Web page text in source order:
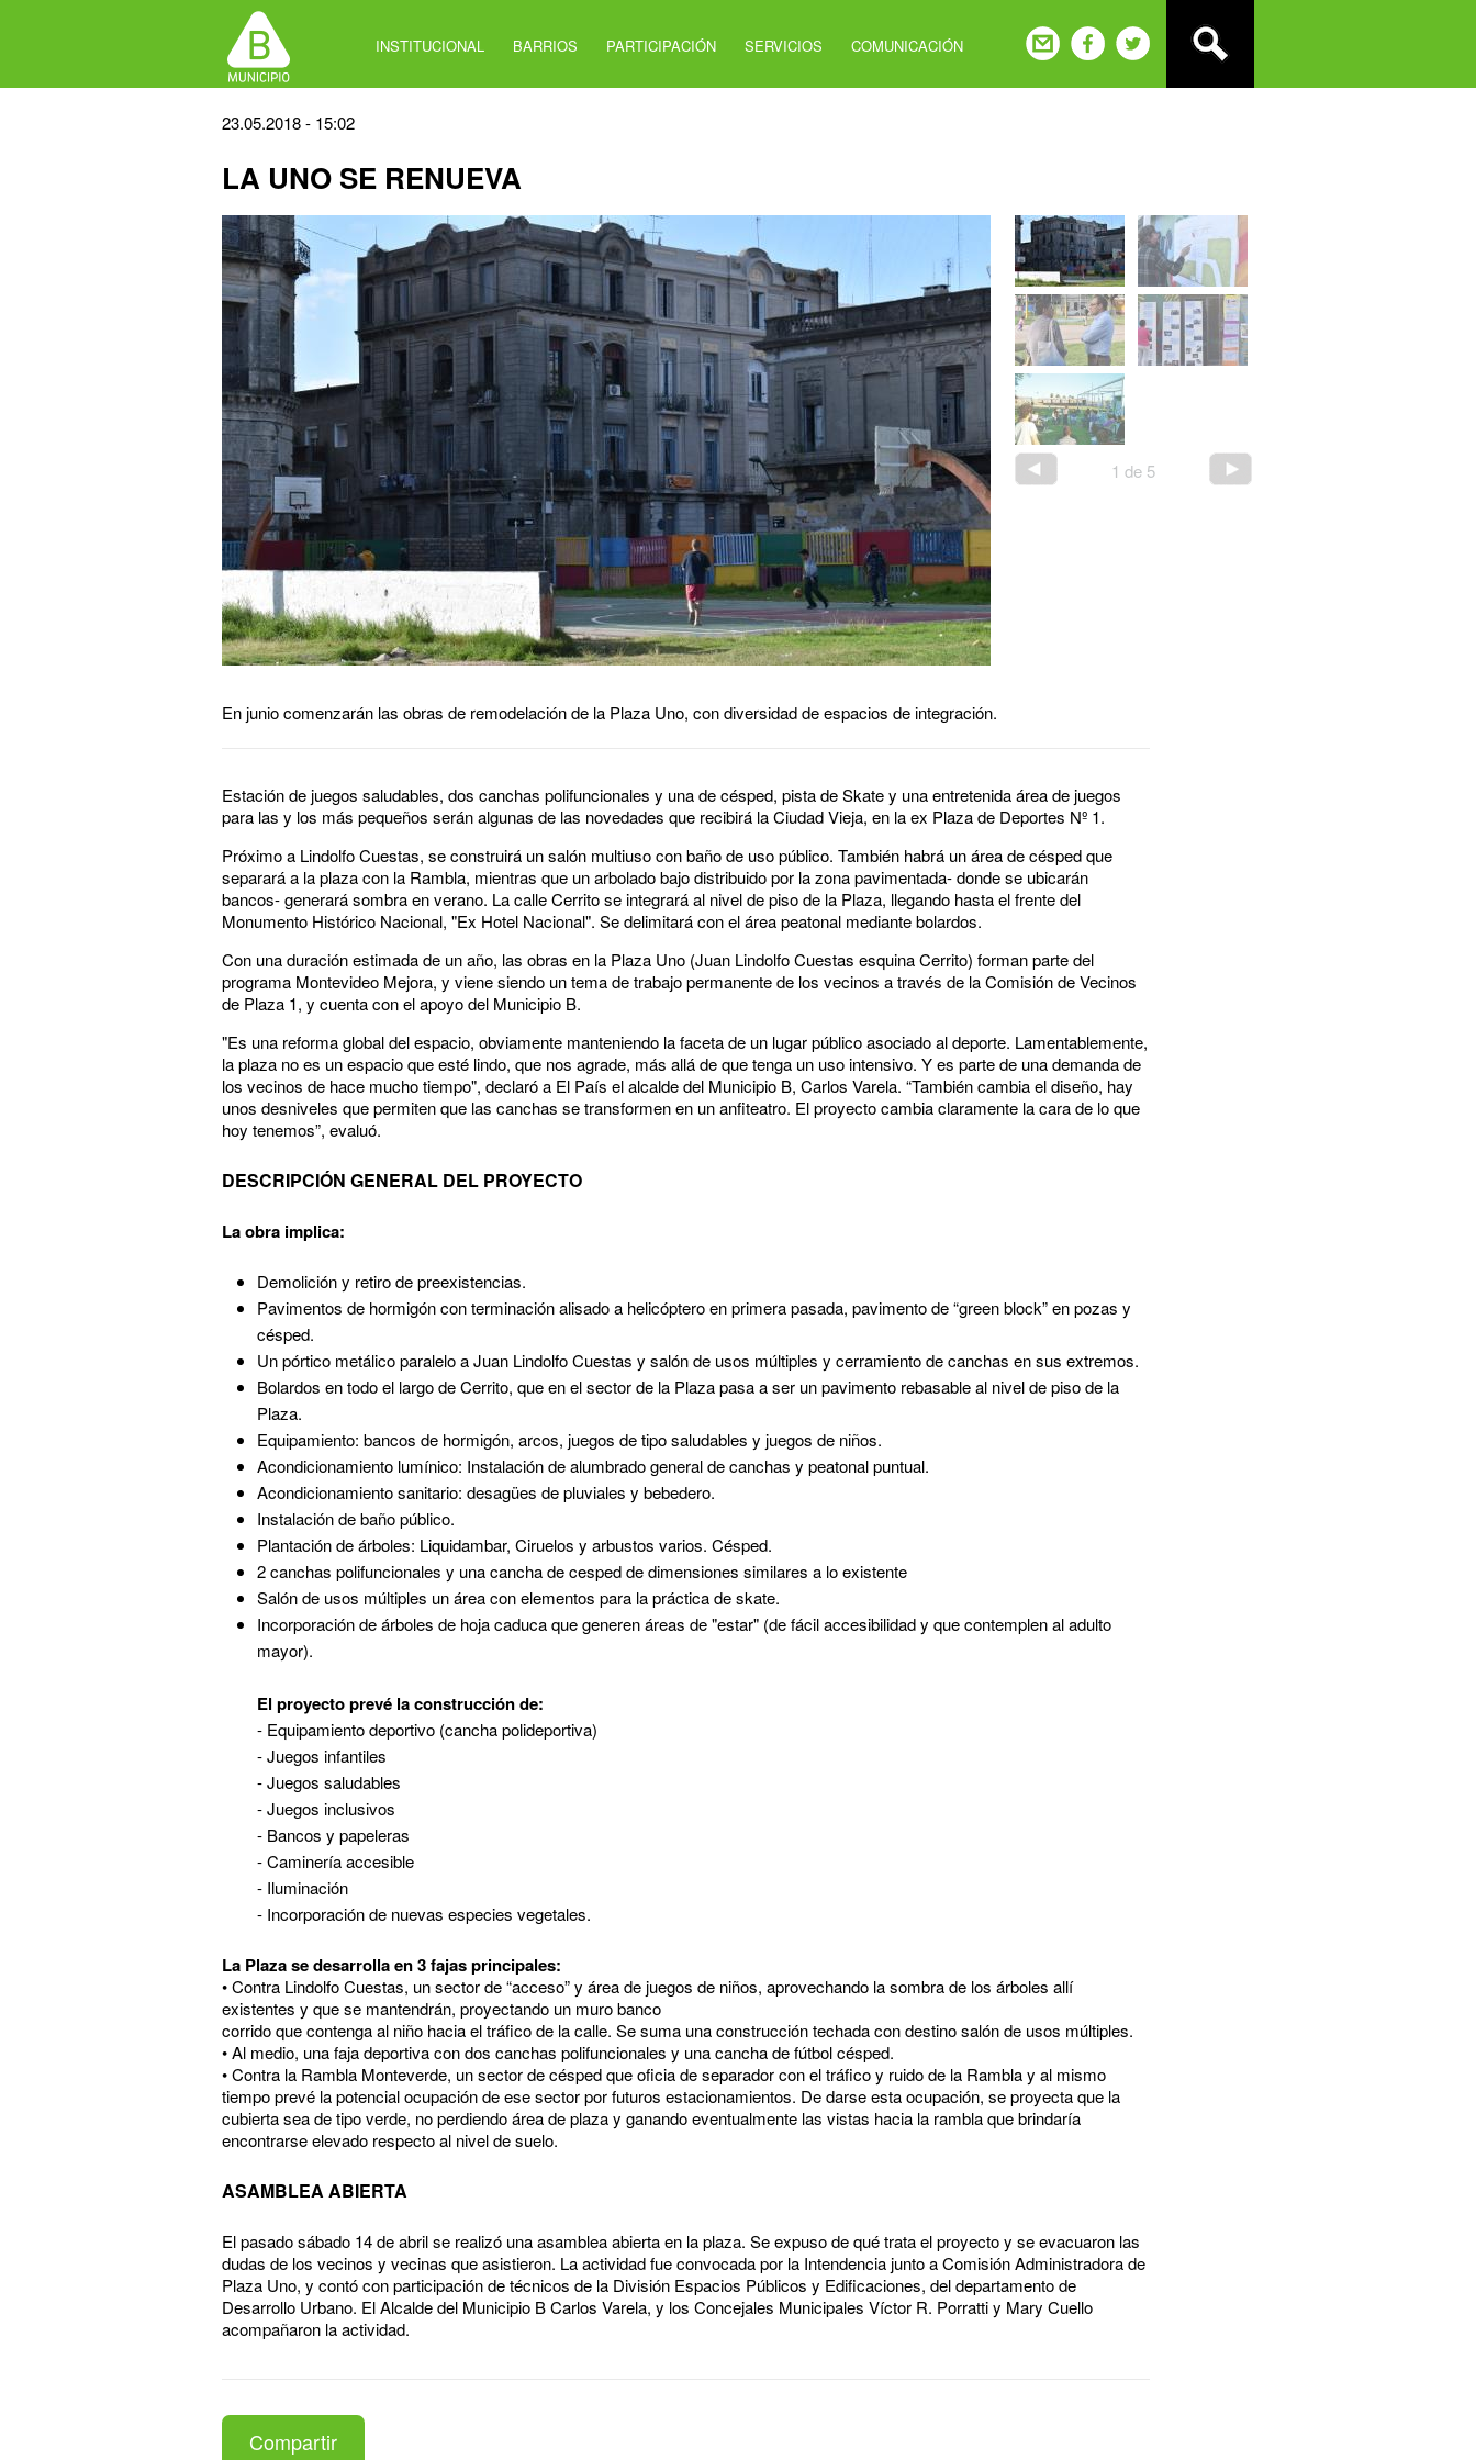
INSTITUCIONAL BARRIOS PARTICIPACIÓN SERVICIOS COMUNICACIÓN
Back
top
23.05.2018 - 15:02
LA UNO SE RENUEVA
1 de 5
En junio comenzarán las obras de remodelación de la Plaza Uno, con diversidad de espacios de integración.
Estación de juegos saludables, dos canchas polifuncionales y una de césped, pista de Skate y una entretenida área de juegos
para las y los más pequeños serán algunas de las novedades que recibirá la Ciudad Vieja, en la ex Plaza de Deportes Nº 1.
Próximo a Lindolfo Cuestas, se construirá un salón multiuso con baño de uso público. También habrá un área de césped que
separará a la plaza con la Rambla, mientras que un arbolado bajo distribuido por la zona pavimentada- donde se ubicarán
bancos- generará sombra en verano. La calle Cerrito se integrará al nivel de piso de la Plaza, llegando hasta el frente del
Monumento Histórico Nacional, "Ex Hotel Nacional". Se delimitará con el área peatonal mediante bolardos.
Con una duración estimada de un año, las obras en la Plaza Uno (Juan Lindolfo Cuestas esquina Cerrito) forman parte del
programa Montevideo Mejora, y viene siendo un tema de trabajo permanente de los vecinos a través de la Comisión de Vecinos
de Plaza 1, y cuenta con el apoyo del Municipio B.
"Es una reforma global del espacio, obviamente manteniendo la faceta de un lugar público asociado al deporte. Lamentablemente,
la plaza no es un espacio que esté lindo, que nos agrade, más allá de que tenga un uso intensivo. Y es parte de una demanda de
los vecinos de hace mucho tiempo", declaró a El País el alcalde del Municipio B, Carlos Varela. “También cambia el diseño, hay
unos desniveles que permiten que las canchas se transformen en un anfiteatro. El proyecto cambia claramente la cara de lo que
hoy tenemos”, evaluó.
DESCRIPCIÓN GENERAL DEL PROYECTO
La obra implica:
Demolición y retiro de preexistencias.
Pavimentos de hormigón con terminación alisado a helicóptero en primera pasada, pavimento de “green block” en pozas y
césped.
Un pórtico metálico paralelo a Juan Lindolfo Cuestas y salón de usos múltiples y cerramiento de canchas en sus extremos.
Bolardos en todo el largo de Cerrito, que en el sector de la Plaza pasa a ser un pavimento rebasable al nivel de piso de la
Plaza.
Equipamiento: bancos de hormigón, arcos, juegos de tipo saludables y juegos de niños.
Acondicionamiento lumínico: Instalación de alumbrado general de canchas y peatonal puntual.
Acondicionamiento sanitario: desagües de pluviales y bebedero.
Instalación de baño público.
Plantación de árboles: Liquidambar, Ciruelos y arbustos varios. Césped.
2 canchas polifuncionales y una cancha de cesped de dimensiones similares a lo existente
Salón de usos múltiples un área con elementos para la práctica de skate.
Incorporación de árboles de hoja caduca que generen áreas de "estar" (de fácil accesibilidad y que contemplen al adulto
mayor).
El proyecto prevé la construcción de:
- Equipamiento deportivo (cancha polideportiva)
- Juegos infantiles
- Juegos saludables
- Juegos inclusivos
- Bancos y papeleras
- Caminería accesible
- Iluminación
- Incorporación de nuevas especies vegetales.
La Plaza se desarrolla en 3 fajas principales:
• Contra Lindolfo Cuestas, un sector de “acceso” y área de juegos de niños, aprovechando la sombra de los árboles allí
existentes y que se mantendrán, proyectando un muro banco
corrido que contenga al niño hacia el tráfico de la calle. Se suma una construcción techada con destino salón de usos múltiples.
• Al medio, una faja deportiva con dos canchas polifuncionales y una cancha de fútbol césped.
• Contra la Rambla Monteverde, un sector de césped que oficia de separador con el tráfico y ruido de la Rambla y al mismo
tiempo prevé la potencial ocupación de ese sector por futuros estacionamientos. De darse esta ocupación, se proyecta que la
cubierta sea de tipo verde, no perdiendo área de plaza y ganando eventualmente las vistas hacia la rambla que brindaría
encontrarse elevado respecto al nivel de suelo.
ASAMBLEA ABIERTA
El pasado sábado 14 de abril se realizó una asamblea abierta en la plaza. Se expuso de qué trata el proyecto y se evacuaron las
dudas de los vecinos y vecinas que asistieron. La actividad fue convocada por la Intendencia junto a Comisión Administradora de
Plaza Uno, y contó con participación de técnicos de la División Espacios Públicos y Edificaciones, del departamento de
Desarrollo Urbano. El Alcalde del Municipio B Carlos Varela, y los Concejales Municipales Víctor R. Porratti y Mary Cuello
acompañaron la actividad.
Compartir